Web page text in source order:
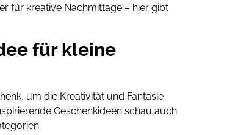
für kreative Nachmittage – hier gibt
für kleine
um die Kreativität und Fantasie
Geschenkideen schau auch